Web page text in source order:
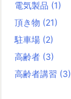
電気製品 (1)
頂き物 (21)
駐車場 (2)
高齢者 (3)
高齢者講習 (3)